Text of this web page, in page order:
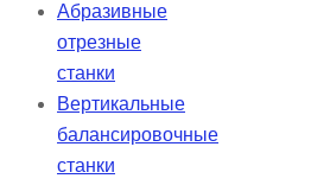
Абразивные
отрезные
станки
Вертикальные
балансировочные
станки